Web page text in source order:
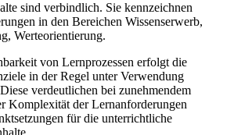
sind verbindlich. Sie kennzeichnen
in den Bereichen Wissenserwerb,
Werteorientierung.
von Lernprozessen erfolgt die
in der Regel unter Verwendung
verdeutlichen bei zunehmendem
Komplexität der Lernanforderungen
für die unterrichtliche